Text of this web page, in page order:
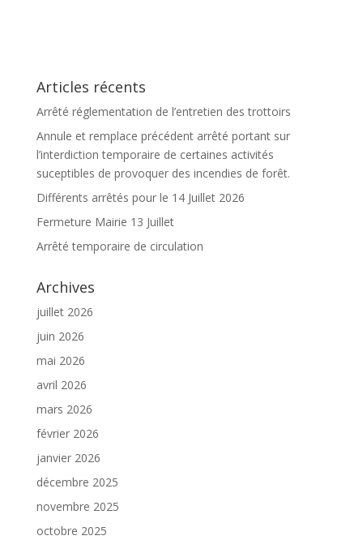
Articles récents
Arrêté réglementation de l’entretien des trottoirs
Annule et remplace précédent arrêté portant sur
l’interdiction temporaire de certaines activités
suceptibles de provoquer des incendies de forêt.
Différents arrêtés pour le 14 Juillet 2026
Fermeture Mairie 13 Juillet
Arrêté temporaire de circulation
Archives
juillet 2026
juin 2026
mai 2026
avril 2026
mars 2026
février 2026
janvier 2026
décembre 2025
novembre 2025
octobre 2025